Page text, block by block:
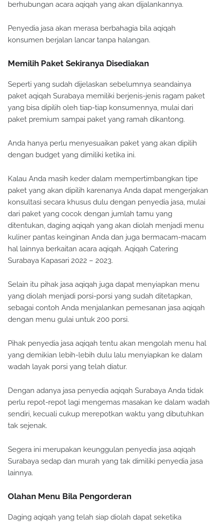
berhubungan acara aqiqah yang akan dijalankannya.
Penyedia jasa akan merasa berbahagia bila aqiqah
konsumen berjalan lancar tanpa halangan.
Memilih Paket Sekiranya Disediakan
Seperti yang sudah dijelaskan sebelumnya seandainya
paket aqiqah Surabaya memiliki berjenis-jenis ragam paket
yang bisa dipilih oleh tiap-tiap konsumennya, mulai dari
paket premium sampai paket yang ramah dikantong.
Anda hanya perlu menyesuaikan paket yang akan dipilih
dengan budget yang dimiliki ketika ini.
Kalau Anda masih keder dalam mempertimbangkan tipe
paket yang akan dipilih karenanya Anda dapat mengerjakan
konsultasi secara khusus dulu dengan penyedia jasa, mulai
dari paket yang cocok dengan jumlah tamu yang
ditentukan, daging aqiqah yang akan diolah menjadi menu
kuliner pantas keinginan Anda dan juga bermacam-macam
hal lainnya berkaitan acara aqiqah. Aqiqah Catering
Surabaya Kapasari 2022 – 2023.
Selain itu pihak jasa aqiqah juga dapat menyiapkan menu
yang diolah menjadi porsi-porsi yang sudah ditetapkan,
sebagai contoh Anda menjalankan pemesanan jasa aqiqah
dengan menu gulai untuk 200 porsi.
Pihak penyedia jasa aqiqah tentu akan mengolah menu hal
yang demikian lebih-lebih dulu lalu menyiapkan ke dalam
wadah layak porsi yang telah diatur.
Dengan adanya jasa penyedia aqiqah Surabaya Anda tidak
perlu repot-repot lagi mengemas masakan ke dalam wadah
sendiri, kecuali cukup merepotkan waktu yang dibutuhkan
tak sejenak.
Segera ini merupakan keunggulan penyedia jasa aqiqah
Surabaya sedap dan murah yang tak dimiliki penyedia jasa
lainnya.
Olahan Menu Bila Pengorderan
Daging aqiqah yang telah siap diolah dapat seketika